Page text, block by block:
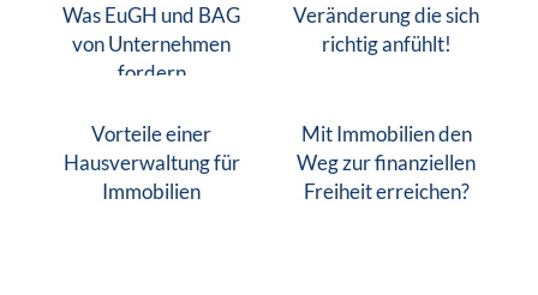
Was EuGH und BAG
von Unternehmen
fordern
Veränderung die sich
richtig anfühlt!
Vorteile einer
Hausverwaltung für
Immobilien
Mit Immobilien den
Weg zur finanziellen
Freiheit erreichen?